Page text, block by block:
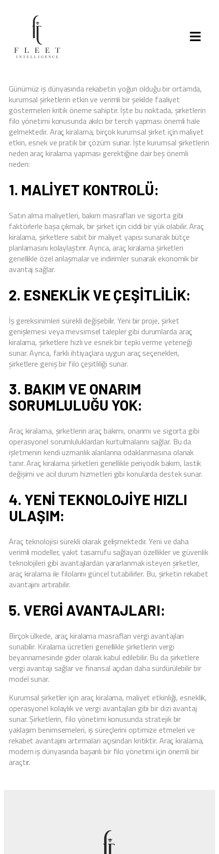
Günümüz iş dünyasında rekabetin yoğun olduğu bir ortamda,
kurumsal şirketlerin etkin ve verimli bir şekilde faaliyet
göstermeleri kritik öneme sahiptir. İşte bu noktada, şirketlerin
filo yönetimi konusunda akılcı bir tercih yapması önemli hale
gelmektedir. Araç kiralama, birçok kurumsal şirket için maliyet
etkin, esnek ve pratik bir çözüm sunar. İşte kurumsal şirketlerin
neden araç kiralama yapması gerektiğine dair beş önemli
neden:
1. MALIYET KONTROLÜ:
Satın alma maliyetleri, bakım masrafları ve sigorta gibi
faktörlerle başa çıkmak, bir şirket için ciddi bir yük olabilir. Araç
kiralama, şirketlere sabit bir maliyet yapısı sunarak bütçe
planlamasını kolaylaştırır. Ayrıca, araç kiralama şirketleri
genellikle özel anlaşmalar ve indirimler sunarak ekonomik bir
avantaj sağlar.
2. ESNEKLIK VE ÇEŞITLILIK:
İş gereksinimleri sürekli değişebilir. Yeni bir proje, şirket
genişlemesi veya mevsimsel talepler gibi durumlarda araç
kiralama, şirketlere hızlı ve esnek bir tepki verme yeteneği
sunar. Ayrıca, farklı ihtiyaçlara uygun araç seçenekleri,
şirketlere geniş bir filo çeşitliliği sunar.
3. BAKIM VE ONARIM
SORUMLULUĞU YOK:
Araç kiralama, şirketlerin araç bakımı, onarımı ve sigorta gibi
operasyonel sorumluluklardan kurtulmalarını sağlar. Bu da
işletmenin kendi uzmanlık alanlarına odaklanmasına olanak
tanır. Araç kiralama şirketleri genellikle periyodik bakım, lastik
değişimi ve acil durum hizmetleri gibi konularda destek sunar.
4. YENI TEKNOLOJIYE HIZLI
ULAŞIM:
Araç teknolojisi sürekli olarak gelişmektedir. Yeni ve daha
verimli modeller, yakıt tasarrufu sağlayan özellikler ve güvenlik
teknolojileri gibi avantajlardan yararlanmak isteyen şirketler,
araç kiralama ile filolarını güncel tutabilirler. Bu, şirketin rekabet
avantajını artırabilir.
5. VERGI AVANTAJLARI:
Birçok ülkede, araç kiralama masrafları vergi avantajları
sunabilir. Kiralama ücretleri genellikle şirketlerin vergi
beyannamesinde gider olarak kabul edilebilir. Bu da şirketlere
vergi avantajı sağlar ve finansal açıdan daha sürdürülebilir bir
model sunar.
Kurumsal şirketler için araç kiralama, maliyet etkinliği, esneklik,
operasyonel kolaylık ve vergi avantajları gibi bir dizi avantaj
sunar. Şirketlerin, filo yönetimi konusunda stratejik bir
yaklaşım benimsemeleri, iş süreçlerini optimize etmeleri ve
rekabet avantajını artırmaları açısından kritiktir. Araç kiralama,
modern iş dünyasında başarılı bir filo yönetimi için önemli bir
araçtır.